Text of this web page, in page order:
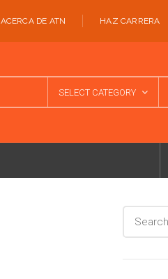
ACERCA DE ATN HAZ CARRERA
SELECT CATEGORY